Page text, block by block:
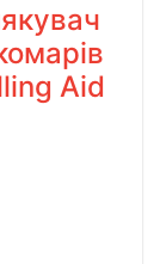
Aid